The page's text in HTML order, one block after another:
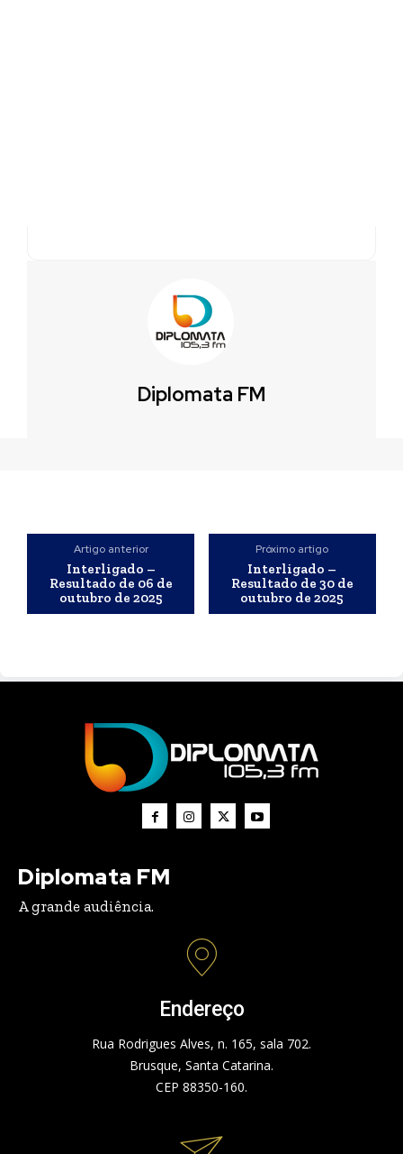
Diplomata FM
Artigo anterior
Interligado –
Resultado de 06 de
outubro de 2025
Próximo artigo
Interligado –
Resultado de 30 de
outubro de 2025
Diplomata FM
A grande audiência.
Endereço
Rua Rodrigues Alves, n. 165, sala 702.
Brusque, Santa Catarina.
CEP 88350-160.